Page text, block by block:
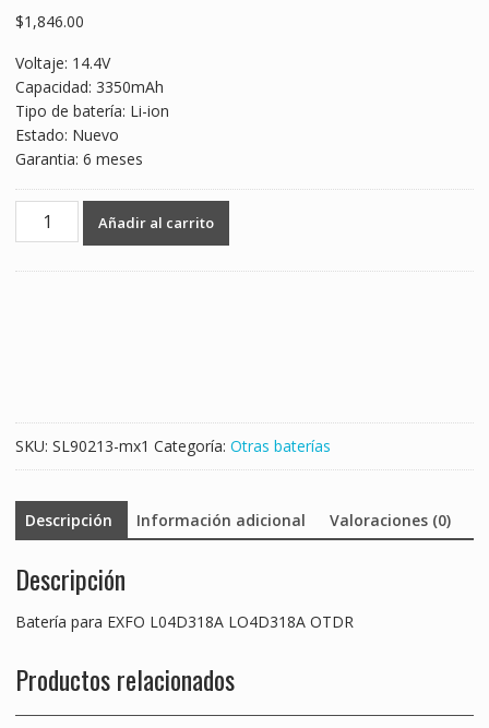
$1,846.00
Voltaje: 14.4V
Capacidad: 3350mAh
Tipo de batería: Li-ion
Estado: Nuevo
Garantia: 6 meses
Batería
Añadir al carrito
SKU: SL90213-mx1 Categoría: Otras baterías
Descripción Información adicional Valoraciones (0)
Descripción
Batería para EXFO L04D318A LO4D318A OTDR
Productos relacionados